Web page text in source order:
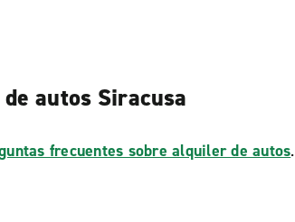
autos Siracusa
frecuentes sobre alquiler de autos.